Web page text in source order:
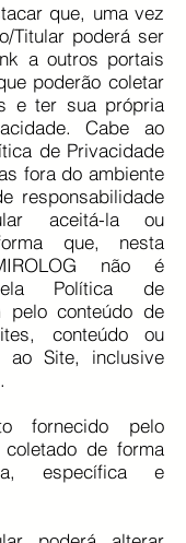
que, uma vez
Titular poderá ser
a outros portais
poderão coletar
e ter sua própria
Cabe ao
de Privacidade
fora do ambiente
responsabilidade
aceitá-la ou
que, nesta
não é
Política de
pelo conteúdo de
conteúdo ou
ao Site, inclusive
fornecido pelo
de forma
específica e